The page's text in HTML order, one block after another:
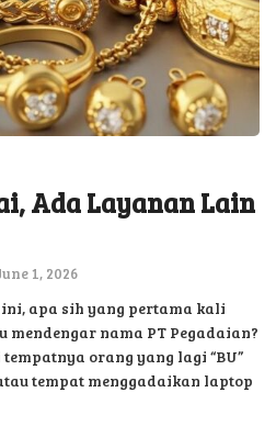
Ada Layanan Lain
1, 2026
apa sih yang pertama kali
nama PT Pegadaian?
orang yang lagi “BU”
tempat menggadaikan laptop